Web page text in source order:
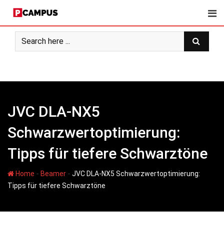
content
JVC DLA-NX5
Schwarzwertoptimierung:
Tipps für tiefere Schwarztöne
Home - Beamer - JVC DLA-NX5 Schwarzwertoptimierung:
Tipps für tiefere Schwarztöne